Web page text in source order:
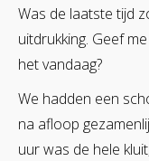
Was de laatste tijd
uitdrukking. Geef
het vandaag?
We hadden een
na afloop
uur was de hele